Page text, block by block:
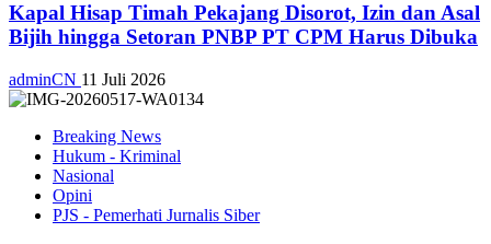
Kapal Hisap Timah Pekajang Disorot, Izin dan Asal
Bijih hingga Setoran PNBP PT CPM Harus Dibuka
adminCN 11 Juli 2026
Breaking News
Hukum - Kriminal
Nasional
Opini
PJS - Pemerhati Jurnalis Siber